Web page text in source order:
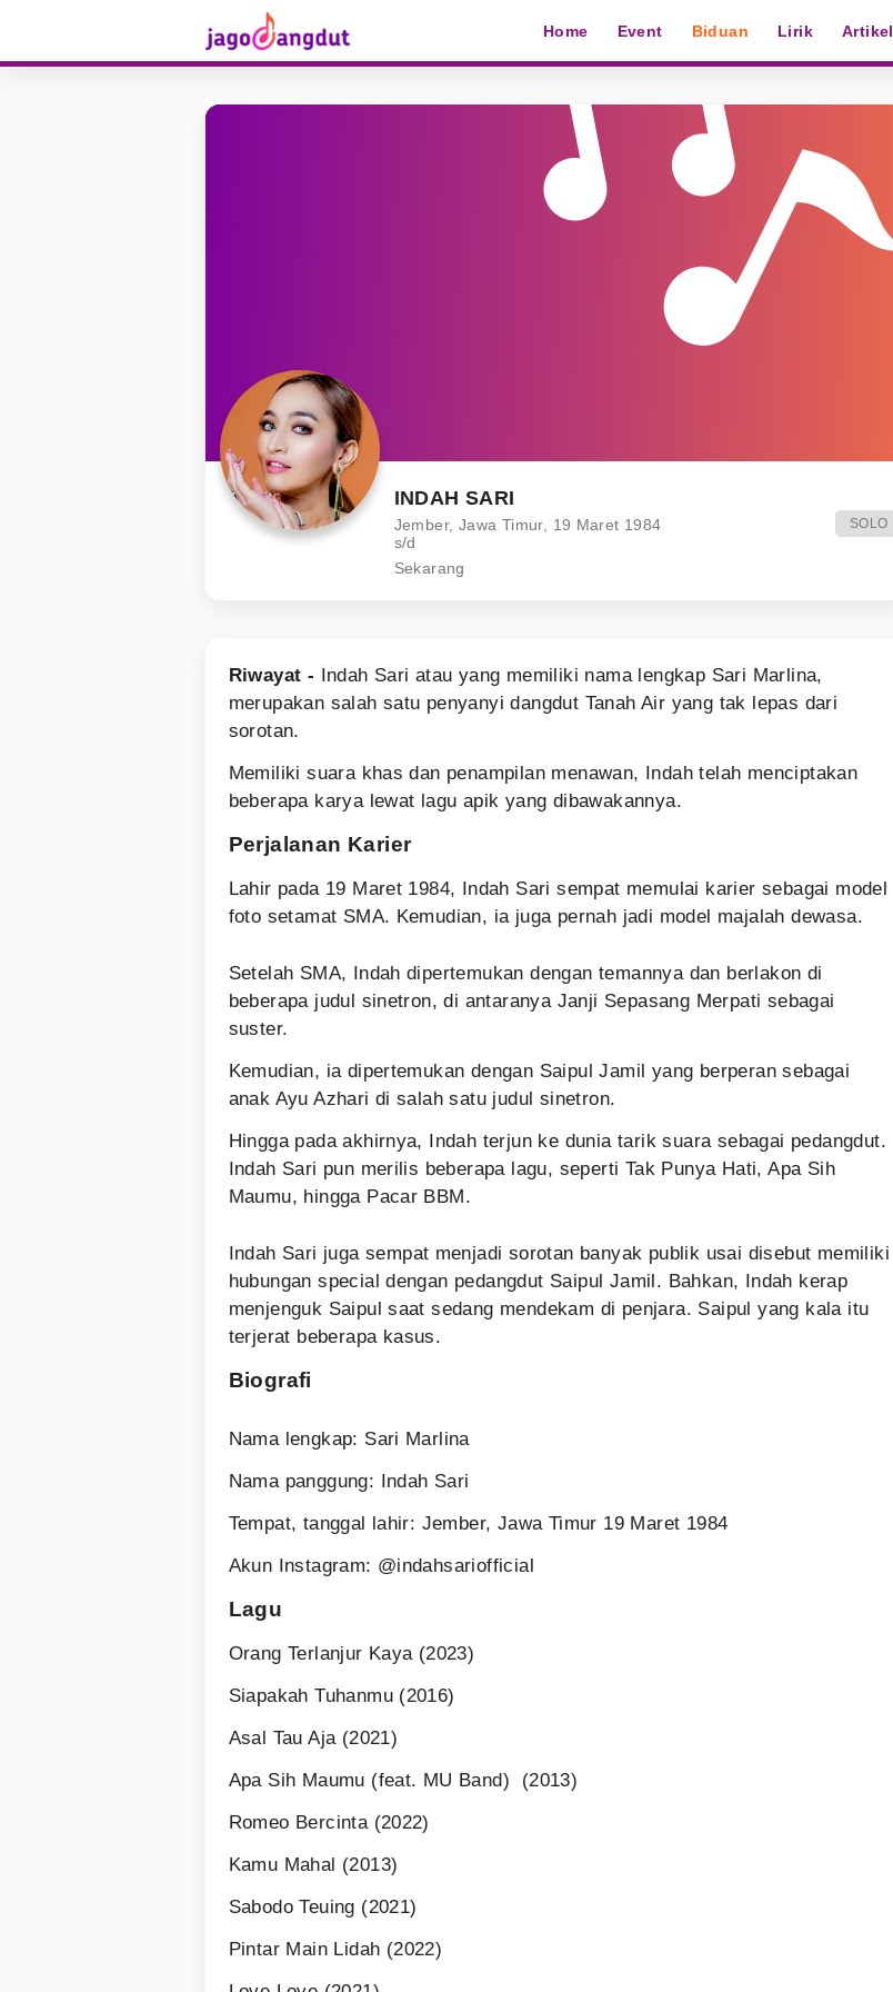
Home Event Biduan Lirik Artikel
INDAH SARI
Jember, Jawa Timur, 19 Maret 1984
s/d
Sekarang
SOLO
Riwayat - Indah Sari atau yang memiliki nama lengkap Sari Marlina,
merupakan salah satu penyanyi dangdut Tanah Air yang tak lepas dari
sorotan.
Memiliki suara khas dan penampilan menawan, Indah telah menciptakan
beberapa karya lewat lagu apik yang dibawakannya.
Perjalanan Karier
Lahir pada 19 Maret 1984, Indah Sari sempat memulai karier sebagai model
foto setamat SMA. Kemudian, ia juga pernah jadi model majalah dewasa.
Setelah SMA, Indah dipertemukan dengan temannya dan berlakon di
beberapa judul sinetron, di antaranya Janji Sepasang Merpati sebagai
suster.
Kemudian, ia dipertemukan dengan Saipul Jamil yang berperan sebagai
anak Ayu Azhari di salah satu judul sinetron.
Hingga pada akhirnya, Indah terjun ke dunia tarik suara sebagai pedangdut.
Indah Sari pun merilis beberapa lagu, seperti Tak Punya Hati, Apa Sih
Maumu, hingga Pacar BBM.
Indah Sari juga sempat menjadi sorotan banyak publik usai disebut memiliki
hubungan special dengan pedangdut Saipul Jamil. Bahkan, Indah kerap
menjenguk Saipul saat sedang mendekam di penjara. Saipul yang kala itu
terjerat beberapa kasus.
Biografi
Nama lengkap: Sari Marlina
Nama panggung: Indah Sari
Tempat, tanggal lahir: Jember, Jawa Timur 19 Maret 1984
Akun Instagram: @indahsariofficial
Lagu
Orang Terlanjur Kaya (2023)
Siapakah Tuhanmu (2016)
Asal Tau Aja (2021)
Apa Sih Maumu (feat. MU Band) (2013)
Romeo Bercinta (2022)
Kamu Mahal (2013)
Sabodo Teuing (2021)
Pintar Main Lidah (2022)